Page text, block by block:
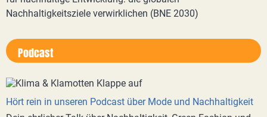
Nachhaltigkeitsziele verwirklichen (BNE 2030)
Podcast
Hört rein in unseren Podcast über Mode und Nachhaltigkeit